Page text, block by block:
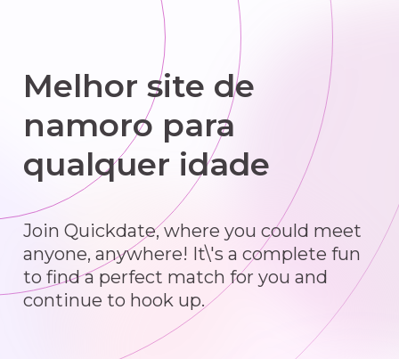
Melhor site de
namoro para
qualquer idade
Join Quickdate, where you could meet
anyone, anywhere! It\'s a complete fun
to find a perfect match for you and
continue to hook up.